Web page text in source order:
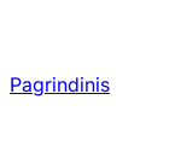
Pagrindinis